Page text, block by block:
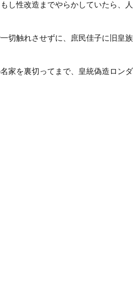
し性改造までやらかしていたら、人
切触れさせずに、庶民佳子に旧皇族
家を裏切ってまで、皇統偽造ロンダ